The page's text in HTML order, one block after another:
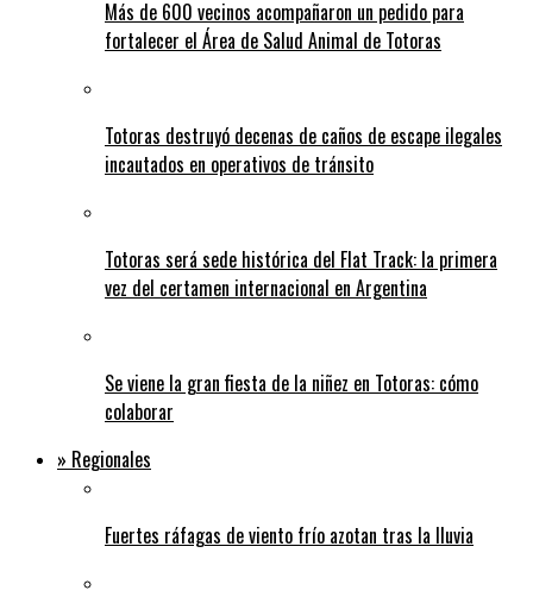
Más de 600 vecinos acompañaron un pedido para
fortalecer el Área de Salud Animal de Totoras
Totoras destruyó decenas de caños de escape ilegales
incautados en operativos de tránsito
Totoras será sede histórica del Flat Track: la primera
vez del certamen internacional en Argentina
Se viene la gran fiesta de la niñez en Totoras: cómo
colaborar
» Regionales
Fuertes ráfagas de viento frío azotan tras la lluvia